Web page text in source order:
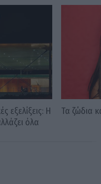
εξελίξεις: Η
όλα
Τα ζώδια